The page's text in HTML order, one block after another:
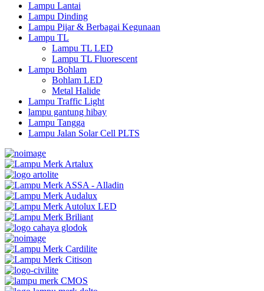
Lampu Lantai
Lampu Dinding
Lampu Pijar & Berbagai Kegunaan
Lampu TL
Lampu TL LED
Lampu TL Fluorescent
Lampu Bohlam
Bohlam LED
Metal Halide
Lampu Traffic Light
lampu gantung hibay
Lampu Tangga
Lampu Jalan Solar Cell PLTS